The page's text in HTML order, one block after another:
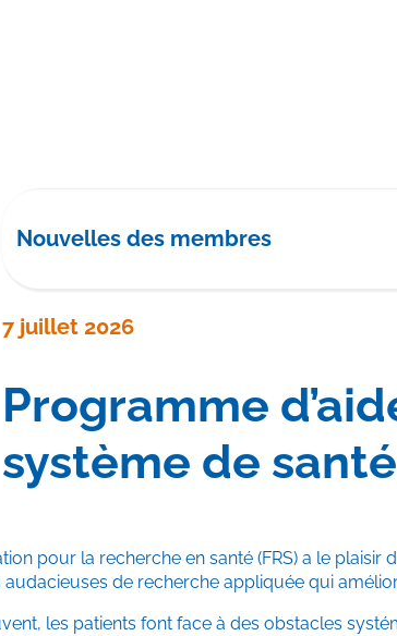
Nouvelles des membres
7 juillet 2026
Programme
système de
pour la recherche en santé (FRS) a le plaisir
audacieuses de recherche appliquée qui
les patients font face à des obstacles